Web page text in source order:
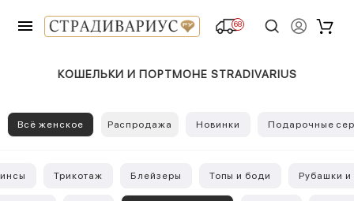
68
КОШЕЛЬКИ И ПОРТМОНЕ STRADIVARIUS
Всё женское Распродажа Новинки Подарочные
Трикотаж Блейзеры Топы и боди Рубашки и